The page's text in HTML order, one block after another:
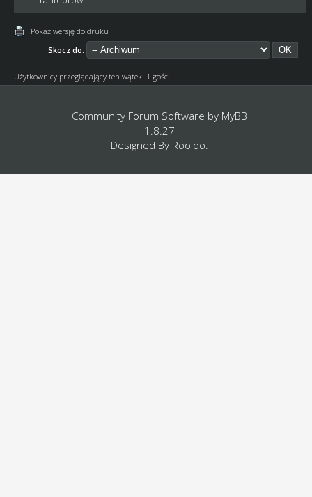
Pokaż wersję do druku
Skocz do:
Użytkownicy przeglądający ten wątek: 1 gości
Community Forum Software by MyBB
1.8.27
Designed By Rooloo